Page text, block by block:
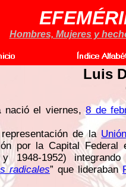
Hombres, Mujeres y
Luis
nació el viernes,8 de
de la
por la Capital Federal
1948-1952)
radicales” que lideraban